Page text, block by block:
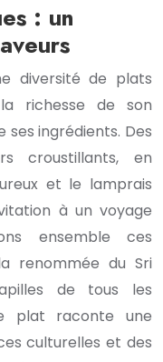
: un
diversité de plats
richesse de son
ingrédients. Des
croustillants, en
et le lamprais
à un voyage
ensemble ces
renommée du Sri
de tous les
plat raconte une
culturelles et des